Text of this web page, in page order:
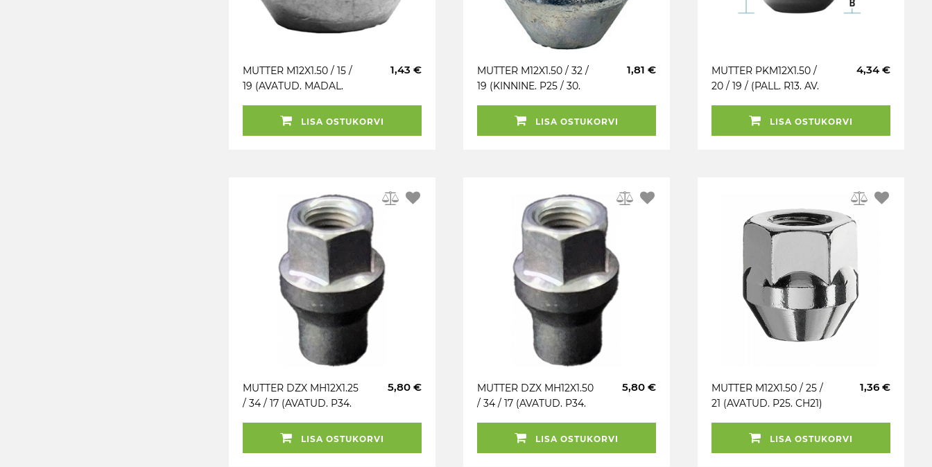
MUTTER M12X1.50 / 15 /
19 (AVATUD. MADAL.
1,43 €
LISA OSTUKORVI
MUTTER M12X1.50 / 32 /
19 (KINNINE. P25 / 30.
OE -2012 ALTERNATIIV
1,81 €
LISA OSTUKORVI
MUTTER PKM12X1.50 /
20 / 19 / (PALL. R13. AV.
4,34 €
LISA OSTUKORVI
MUTTER DZX MH12X1.25
/ 34 / 17 (AVATUD. P34.
5,80 €
LISA OSTUKORVI
MUTTER DZX MH12X1.50
/ 34 / 17 (AVATUD. P34.
5,80 €
LISA OSTUKORVI
MUTTER M12X1.50 / 25 /
21 (AVATUD. P25. CH21)
1,36 €
LISA OSTUKORVI